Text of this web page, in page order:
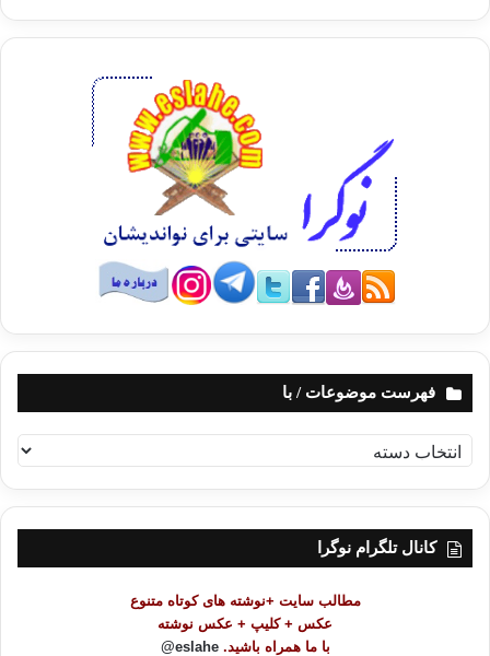
فهرست موضوعات / با
ه
ر
کانال تلگرام نوگرا
مطالب سایت +نوشته های کوتاه متنوع
عکس + کلیپ + عکس نوشته
با ما همراه باشید. eslahe@